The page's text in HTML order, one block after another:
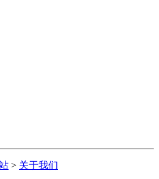
> 关于我们